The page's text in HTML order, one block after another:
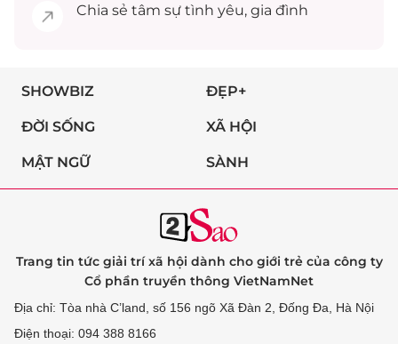
Chia sẻ tâm sự tình yêu, gia đình
SHOWBIZ ĐẸP+
ĐỜI SỐNG XÃ HỘI
MẬT NGỮ SÀNH
Trang tin tức giải trí xã hội dành cho giới trẻ của công ty
Cổ phần truyền thông VietNamNet
Địa chỉ: Tòa nhà C’land, số 156 ngõ Xã Đàn 2, Đống Đa, Hà Nội
Điện thoại: 094 388 8166